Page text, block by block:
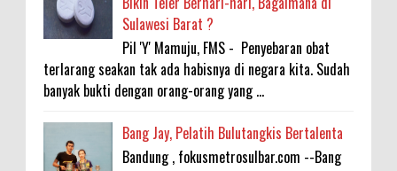
Sulawesi Barat ?
Pil 'Y' Mamuju, FMS - Penyebaran obat
terlarang seakan tak ada habisnya di negara kita. Sudah
banyak bukti dengan orang-orang yang ...
Bang Jay, Pelatih Bulutangkis Bertalenta
Bandung , fokusmetrosulbar.com --Bang